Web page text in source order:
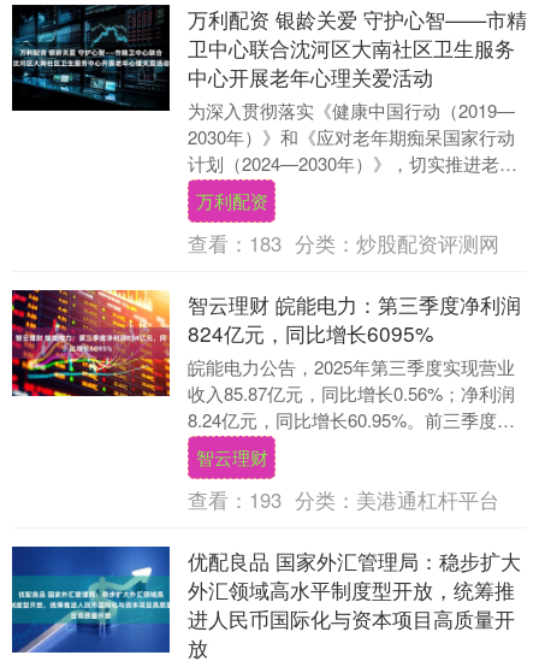
万利配资 银龄关爱 守护心智——市精
卫中心联合沈河区大南社区卫生服务
中心开展老年心理关爱活动
为深入贯彻落实《健康中国行动（2019—
2030年）》和《应对老年期痴呆国家行动
计划（2024—2030年）》，切实推进老年
期痴呆防治科普宣传工作，提升公众的
认....
万利配资
查看： 183 分类： 炒股配资评测网
智云理财 皖能电力：第三季度净利润
824亿元，同比增长6095%
皖能电力公告，2025年第三季度实现营业
收入85.87亿元，同比增长0.56%；净利润
8.24亿元，同比增长60.95%。前三季度实
现营业收入217.73亿元，....
智云理财
查看： 193 分类： 美港通杠杆平台
优配良品 国家外汇管理局：稳步扩大
外汇领域高水平制度型开放，统筹推
进人民币国际化与资本项目高质量开
放